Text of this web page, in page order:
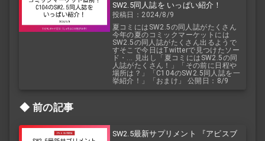
SW2.5同人誌を いっぱい紹介！
投稿日：2024/8/9
夏コミにはSW2.5の同人誌がたくさん
今年の夏のコミックマーケットには
SW2.5の同人誌がたくさん出るようで
すそこで今日はTwitterで見つけたソー
ド・... 見出し「夏コミにはSW2.5の同
人誌がたくさん！」「その前に日程や
場所は？」「C104のSW2.5同人誌を一
挙紹介！」「おまけ」 公開日：8/9
前の記事
SW2.5最新サプリメント 『アビスブ